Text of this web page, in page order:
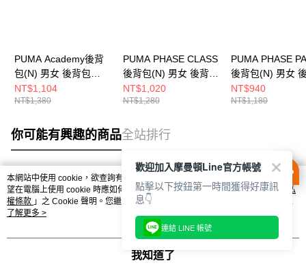
PUMA Academy後背
包(N) 男女 後背包
09069735
NT$1,104
NT$1,380
PUMA PHASE CLASS
後背包(N) 男女 後背包
09117802
NT$1,020
NT$1,280
PUMA PHASE
後背包(N) 男女
09116101
NT$940
NT$1,180
你可能有興趣的商品全站排行
熱門標籤
本網站中使用 cookie，欲查詢有關本網站使用 cookie 方式之詳情，及若您不希
望在電腦上使用 cookie 時應如何變更電腦的 cookie 設定，請參閱本網站「
隱私
權條款 」之 Cookie 聲明。您繼續使用本網站即表示您同意本公司得按本網站使
用條款之 Cookie 聲明使用 cookie。
了解更多 >
我知道了
歡迎加入摩曼頓Line官方帳號
點擊以下按鈕第一時間獲得好康訊
息👇
連結 LINE 帳號